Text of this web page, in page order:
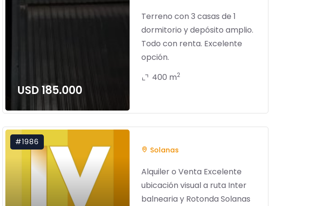
USD 185.000
Terreno con 3 casas de 1
dormitorio y depósito amplio.
Todo con renta. Excelente
opción.
400 m2
#1986
Solanas
Alquiler o Venta Excelente
ubicación visual a ruta Inter
balnearia y Rotonda Solanas